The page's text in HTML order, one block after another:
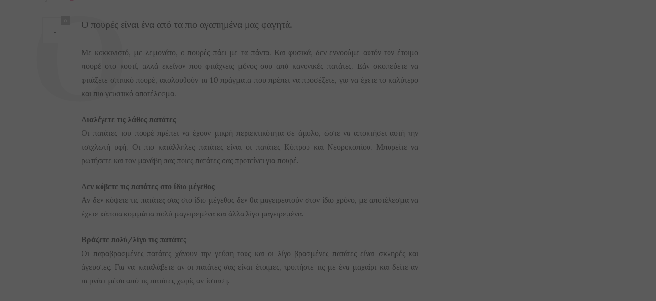
Ο πουρές είναι ένα από τα πιο αγαπημένα μας φαγητά.
Με κοκκινιστό, με λεμονάτο, ο πουρές πάει με τα πάντα. Και φυσικά, δεν εννοούμε αυτόν τον έτοιμο
πουρέ στο κουτί, αλλά εκείνον που φτιάχνεις μόνος σου από κανονικές πατάτες. Εάν σκοπεύετε να
φτιάξετε σπιτικό πουρέ, ακολουθούν τα 10 πράγματα που πρέπει να προσέξετε, για να έχετε το καλύτερο
και πιο γευστικό αποτέλεσμα.
Διαλέγετε τις λάθος πατάτες
Οι πατάτες του πουρέ πρέπει να έχουν μικρή περιεκτικότητα σε άμυλο, ώστε να αποκτήσει αυτή την
τσιχλωτή υφή. Οι πιο κατάλληλες πατάτες είναι οι πατάτες Κύπρου και Νευροκοπίου. Μπορείτε να
ρωτήσετε και τον μανάβη σας ποιες πατάτες σας προτείνει για πουρέ.
Δεν κόβετε τις πατάτες στο ίδιο μέγεθος
Αν δεν κόψετε τις πατάτες σας στο ίδιο μέγεθος δεν θα μαγειρευτούν στον ίδιο χρόνο, με αποτέλεσμα να
έχετε κάποια κομμάτια πολύ μαγειρεμένα και άλλα λίγο μαγειρεμένα.
Βράζετε πολύ/λίγο τις πατάτες
Οι παραβρασμένες πατάτες χάνουν την γεύση τους και οι λίγο βρασμένες πατάτες είναι σκληρές και
άγευστες. Για να καταλάβετε αν οι πατάτες σας είναι έτοιμες, τρυπήστε τις με ένα μαχαίρι και δείτε αν
περνάει μέσα από τις πατάτες χωρίς αντίσταση.